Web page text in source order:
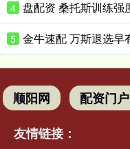
4
5
顺阳网 配资门户
友情链接：